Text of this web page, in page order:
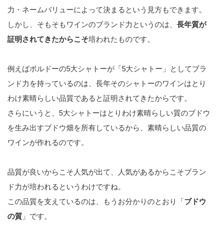
力・ネームバリューによって決まるという見方もできます。
しかし、そもそもワインのブランド力というのは、 長年質が
証明されてきたからこそ培われたものです。
例えばボルドーの5大シャトーが「5大シャトー」としてブラ
ンド力を持っているのは、長年そのシャトーのワインはとり
わけ素晴らしい品質であると証明されてきたからです。
さらにいうと、5大シャトーはとりわけ素晴らしい質のブドウ
を生み出すブドウ畑を所有しているから、素晴らしい品質の
ワインが作れるのです。
品質が良いからこそ人気が出て、人気があるからこそブラン
ド力が培われるというわけですね。
この品質を支えているのは、もうお分かりのとおり「ブドウ
の質 」です。